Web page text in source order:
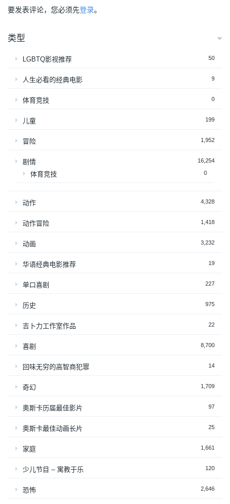
要发表评论，您必须先登录。
类型
LGBTQ影视推荐 50
人生必看的经典电影 9
体育竞技 0
儿童 199
冒险 1,952
剧情 16,254
体育竞技 0
动作 4,328
动作冒险 1,418
动画 3,232
华语经典电影推荐 19
单口喜剧 227
历史 975
吉卜力工作室作品 22
喜剧 8,700
回味无穷的高智商犯罪 14
奇幻 1,709
奥斯卡历届最佳影片 97
奥斯卡最佳动画长片 25
家庭 1,661
少儿节目 – 寓教于乐 120
恐怖 2,646